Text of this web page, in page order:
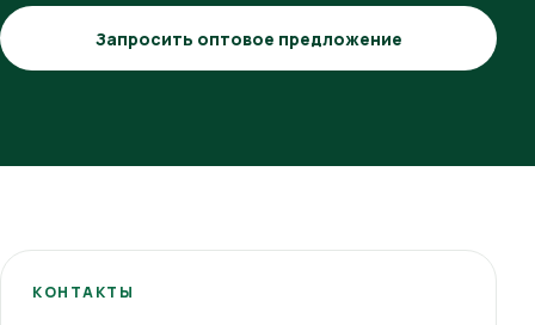
Запросить оптовое предложение
КОНТАКТЫ